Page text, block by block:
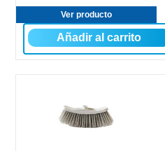
Ver producto